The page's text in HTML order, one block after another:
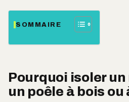
SOMMAIRE
Pourquoi isoler
un poêle à bois ou